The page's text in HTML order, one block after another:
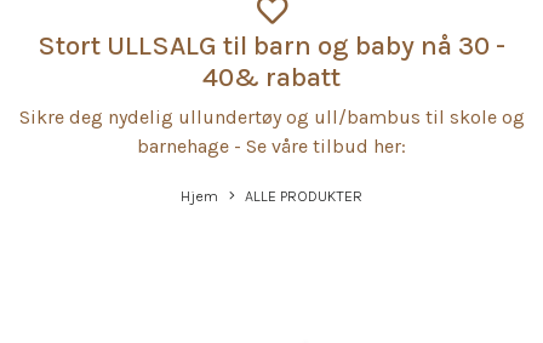
Stort ULLSALG til barn og baby nå 30 -
40& rabatt
Sikre deg nydelig ullundertøy og ull/bambus til skole og
barnehage - Se våre tilbud her:
Hjem ALLE PRODUKTER